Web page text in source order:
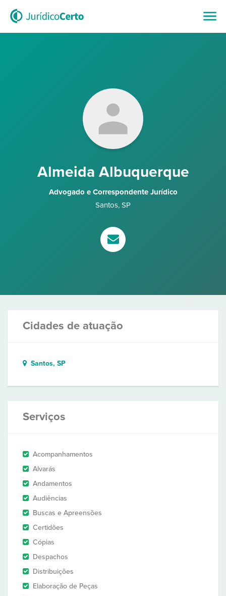
Almeida Albuquerque
Advogado e Correspondente Jurídico
Santos, SP
Cidades de atuação
Santos, SP
Serviços
Acompanhamentos
Alvarás
Andamentos
Audiências
Buscas e Apreensões
Certidões
Cópias
Despachos
Distribuições
Elaboração de Peças